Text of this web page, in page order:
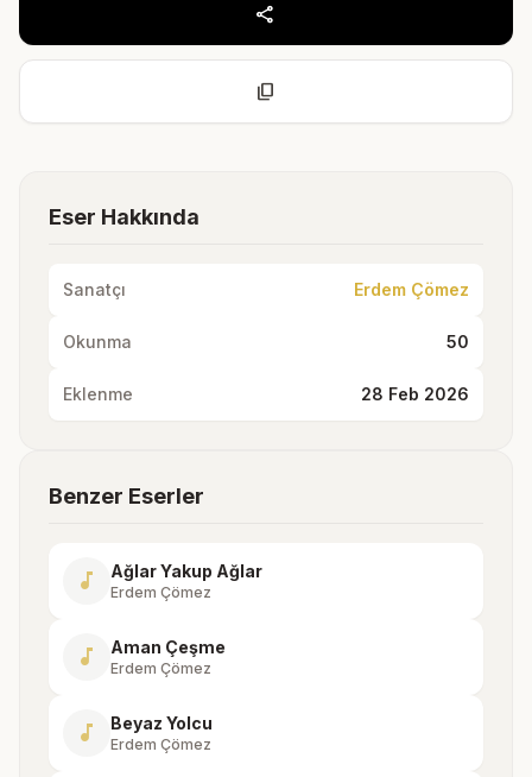
share
content_copy
Eser Hakkında
Sanatçı Erdem Çömez
Okunma 50
Eklenme 28 Feb 2026
Benzer Eserler
music_note Ağlar Yakup Ağlar
Erdem Çömez
music_note Aman Çeşme
Erdem Çömez
music_note Beyaz Yolcu
Erdem Çömez